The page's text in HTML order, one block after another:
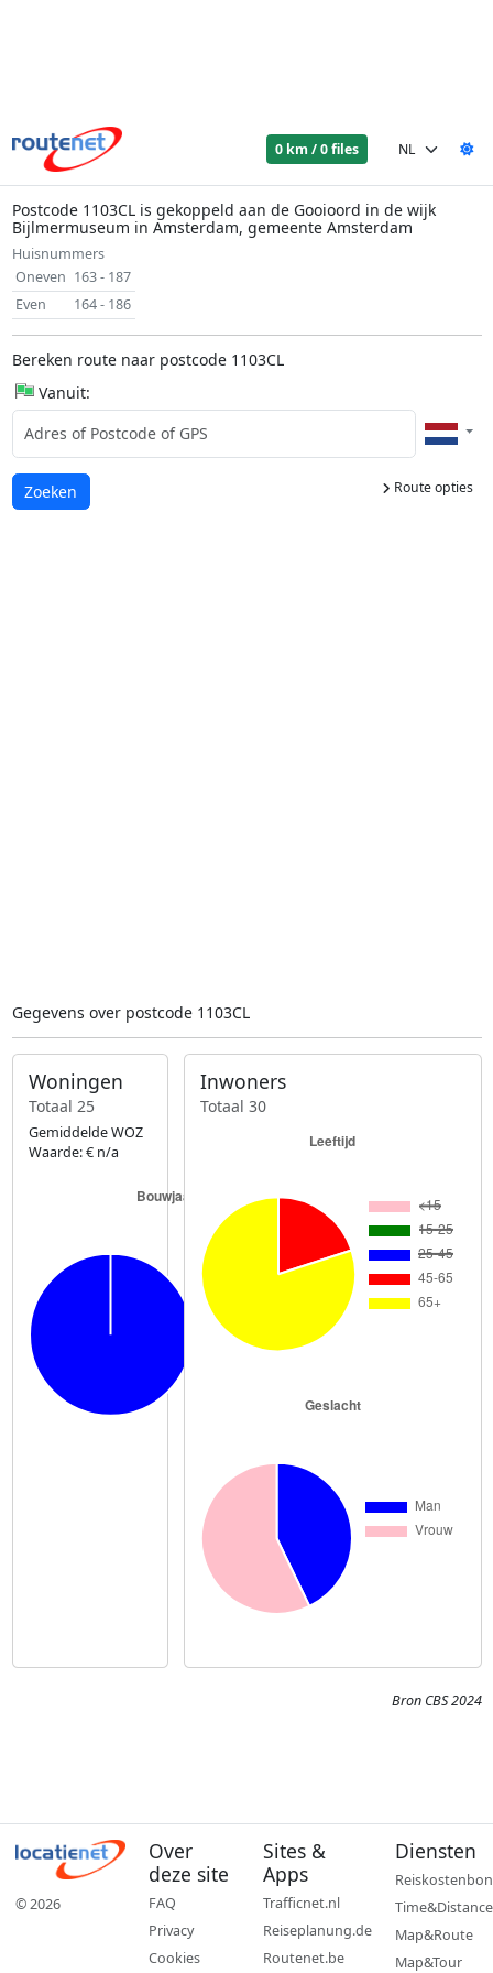
0 km / 0 files
Postcode 1103CL is gekoppeld aan de Gooioord in de wijk
Bijlmermuseum in Amsterdam, gemeente Amsterdam
Huisnummers
Oneven 163 - 187
Even
164 - 186
Bereken route naar postcode 1103CL
Vanuit:
Route opties
Laden...
Zoeken
Gegevens over postcode 1103CL
Woningen
Totaal 25
Gemiddelde WOZ
Waarde: € n/a
Inwoners
Totaal 30
Bron CBS 2024
© 2026
Over
deze site
FAQ
Privacy
Cookies
Sites &
Apps
Trafficnet.nl
Reiseplanung.de
Routenet.be
Diensten
Reiskostenbon
Time&Distance
Map&Route
Map&Tour